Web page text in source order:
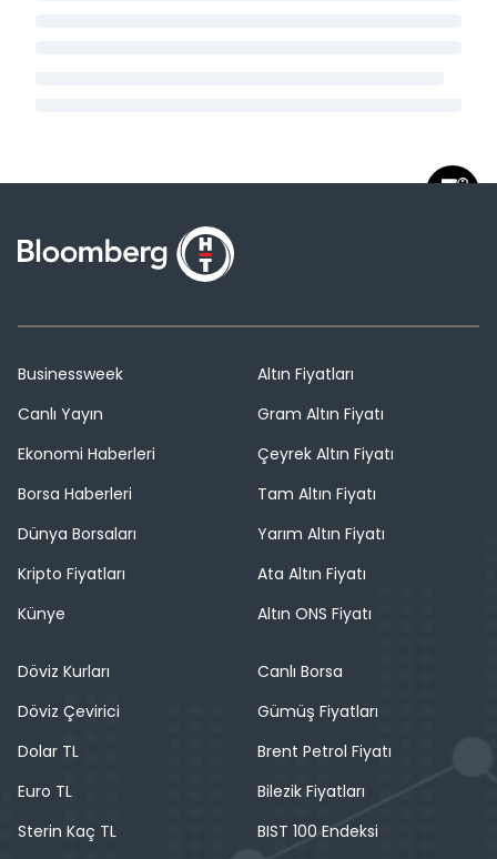
Businessweek
Canlı Yayın
Ekonomi Haberleri
Borsa Haberleri
Dünya Borsaları
Kripto Fiyatları
Künye
Altın Fiyatları
Gram Altın Fiyatı
Çeyrek Altın Fiyatı
Tam Altın Fiyatı
Yarım Altın Fiyatı
Ata Altın Fiyatı
Altın ONS Fiyatı
Döviz Kurları
Döviz Çevirici
Dolar TL
Euro TL
Sterin Kaç TL
Canlı Borsa
Gümüş Fiyatları
Brent Petrol Fiyatı
Bilezik Fiyatları
BIST 100 Endeksi